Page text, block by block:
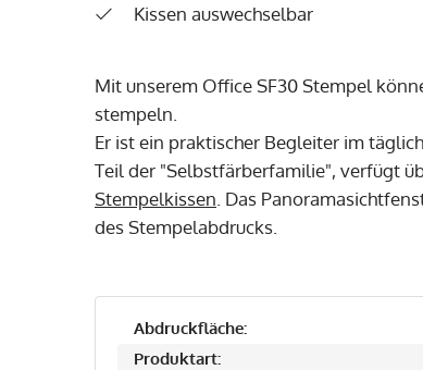
Kissen auswechselbar
Mit unserem Office SF30 Stempel
stempeln.
Er ist ein praktischer Begleiter im
Teil der "Selbstfärberfamilie", verfügt
Stempelkissen . Das
des Stempelabdrucks.
Abdruckfläche:
Produktart: